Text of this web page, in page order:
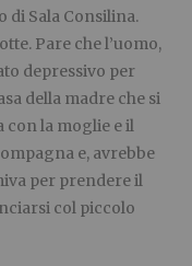
di Sala Consilina.
Pare che l’uomo,
depressivo per
della madre che si
con la moglie e il
e, avrebbe
per prendere il
col piccolo